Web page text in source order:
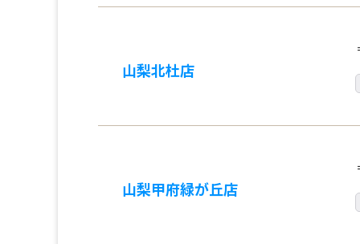
山梨北杜店
山梨甲府緑が丘店